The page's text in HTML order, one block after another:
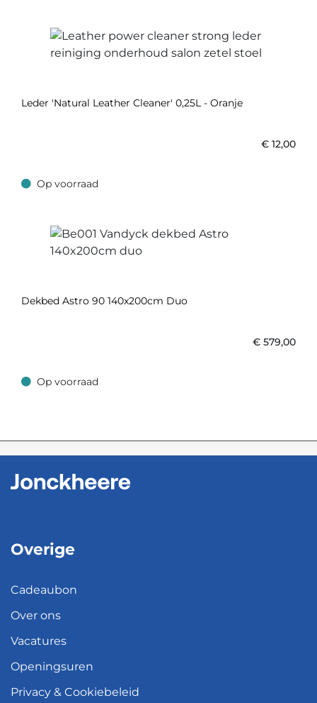
Leder 'Natural Leather Cleaner' 0,25L - Oranje
€ 12,00
Op voorraad
Op voorraad
Dekbed Astro 90 140x200cm Duo
€ 579,00
Op voorraad
Op voorraad
Overige
Cadeaubon
Over ons
Vacatures
Openingsuren
Privacy & Cookiebeleid